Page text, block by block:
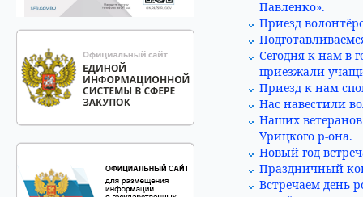
Павленко».
Приезд
Сегодня к нам в
приезжали
Приезд к нам
Нас навестили
Наших
Урицкого р-она.
Новый год
Праздничный
Встречаем день